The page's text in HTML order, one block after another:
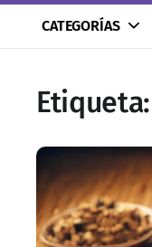
CATEGORÍAS
Etiqueta: